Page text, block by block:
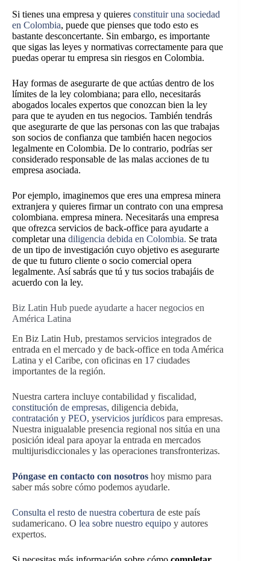
Si tienes una empresa y quieres constituir una sociedad
en Colombia, puede que pienses que todo esto es
bastante desconcertante. Sin embargo, es importante
que sigas las leyes y normativas correctamente para que
puedas operar tu empresa sin riesgos en Colombia.
Hay formas de asegurarte de que actúas dentro de los
límites de la ley colombiana; para ello, necesitarás
abogados locales expertos que conozcan bien la ley
para que te ayuden en tus negocios. También tendrás
que asegurarte de que las personas con las que trabajas
son socios de confianza que también hacen negocios
legalmente en Colombia. De lo contrario, podrías ser
considerado responsable de las malas acciones de tu
empresa asociada.
Por ejemplo, imaginemos que eres una empresa minera
extranjera y quieres firmar un contrato con una empresa
colombiana. empresa minera. Necesitarás una empresa
que ofrezca servicios de back-office para ayudarte a
completar una diligencia debida en Colombia. Se trata
de un tipo de investigación cuyo objetivo es asegurarte
de que tu futuro cliente o socio comercial opera
legalmente. Así sabrás que tú y tus socios trabajáis de
acuerdo con la ley.
Biz Latin Hub puede ayudarte a hacer negocios en
América Latina
En Biz Latin Hub, prestamos servicios integrados de
entrada en el mercado y de back-office en toda América
Latina y el Caribe, con oficinas en 17 ciudades
importantes de la región.
Nuestra cartera incluye contabilidad y fiscalidad,
constitución de empresas, diligencia debida,
contratación y PEO, yservicios jurídicos para empresas.
Nuestra inigualable presencia regional nos sitúa en una
posición ideal para apoyar la entrada en mercados
multijurisdiccionales y las operaciones transfronterizas.
Póngase en contacto con nosotros hoy mismo para
saber más sobre cómo podemos ayudarle.
Consulta el resto de nuestra cobertura de este país
sudamericano. O lea sobre nuestro equipo y autores
expertos.